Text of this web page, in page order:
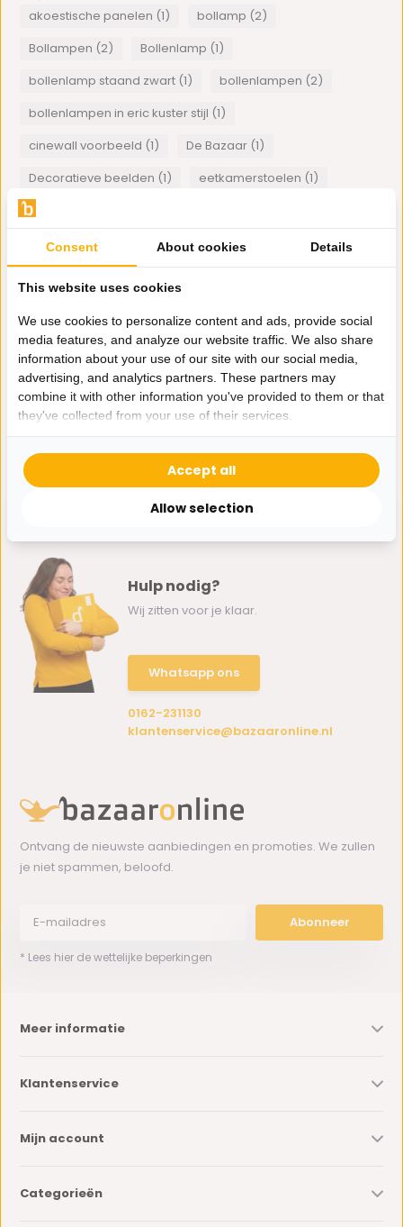
akoestische panelen (1)
bollamp (2)
Bollampen (2)
Bollenlamp (1)
bollenlamp staand zwart (1)
bollenlampen (2)
bollenlampen in eric kuster stijl (1)
cinewall voorbeeld (1)
De Bazaar (1)
Decoratieve beelden (1)
eetkamerstoelen (1)
Eric Kuster Stijl (4)
Goedkope kroonluchters (1)
Gorilla beeld (1)
Smoke hanglamp glas (1)
spiegel meubelen (1)
staande lamp met bollen (1)
Velvet Bankstellen (1)
visgraat motief eettafel (1)
Wanddecoratie (1)
Hulp nodig?
Wij zitten voor je klaar.
Whatsapp ons
0162-231130
klantenservice@bazaaronline.nl
Ontvang de nieuwste aanbiedingen en promoties. We zullen
je niet spammen, beloofd.
Abonneer
* Lees hier de wettelijke beperkingen
Meer informatie
Klantenservice
Mijn account
Categorieën
Consent About cookies Details
This website uses cookies
We use cookies to personalize content and ads, provide social
media features, and analyze our website traffic. We also share
information about your use of our site with our social media,
advertising, and analytics partners. These partners may
combine it with other information you've provided to them or that
they've collected from your use of their services.
Allow selection
Accept all